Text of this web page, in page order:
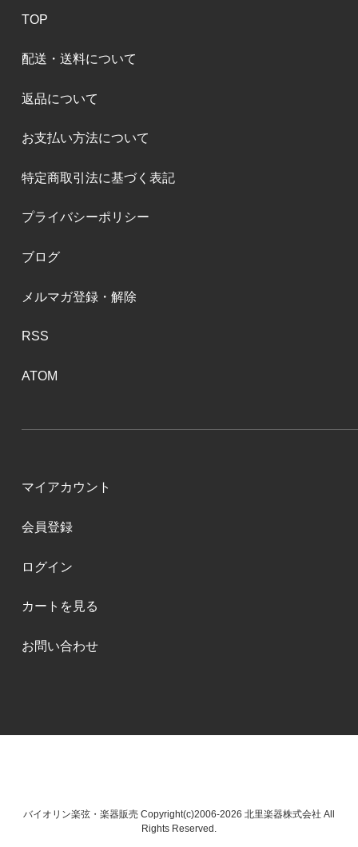
TOP
配送・送料について
返品について
お支払い方法について
特定商取引法に基づく表記
プライバシーポリシー
ブログ
メルマガ登録・解除
RSS
ATOM
マイアカウント
会員登録
ログイン
カートを見る
お問い合わせ
バイオリン楽弦・楽器販売 Copyright(c)2006-2026 北里楽器株式会社 All
Rights Reserved.